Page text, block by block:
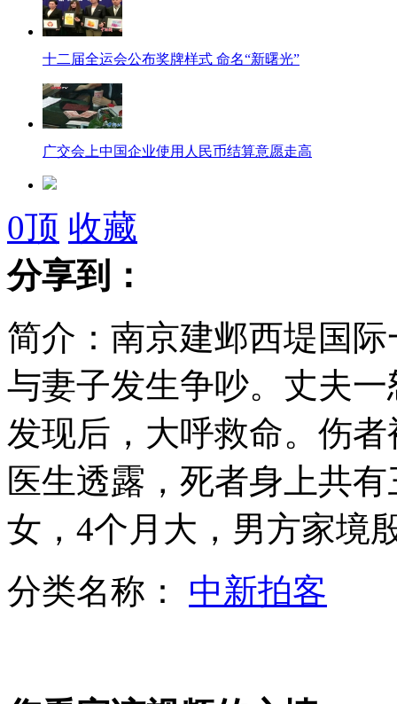
十二届全运会公布奖牌样式 命名“新曙光”
广交会上中国企业使用人民币结算意愿走高
香港水警与女伴辟室寻欢 床上暴毙
儿童模仿酿悲剧吁影视分级
女子跳海自杀 深陷海泥
民警抓捕偷油贼惊心动魄现场
0顶 收藏
分享到：
简介：南京建邺西堤国
与妻子发生争吵。丈夫
发现后，大呼救命。伤
医生透露，死者身上共
女，4个月大，男方家境
分类名称： 中新拍客